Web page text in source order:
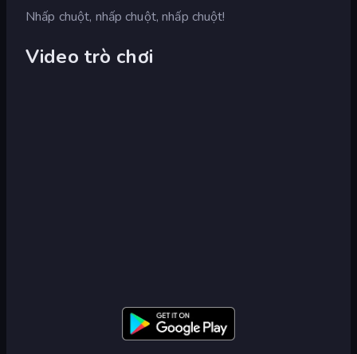
Nhấp chuột, nhấp chuột, nhấp chuột!
Video trò chơi